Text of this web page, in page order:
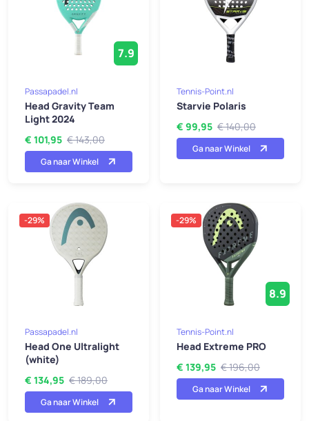
7.9
Passapadel.nl
Head Gravity Team
Light 2024
€ 101,95 € 143,00
Ga naar Winkel
Tennis-Point.nl
Starvie Polaris
€ 99,95 € 140,00
Ga naar Winkel
-29%
Passapadel.nl
Head One Ultralight
(white)
€ 134,95 € 189,00
Ga naar Winkel
-29%
8.9
Tennis-Point.nl
Head Extreme PRO
€ 139,95 € 196,00
Ga naar Winkel